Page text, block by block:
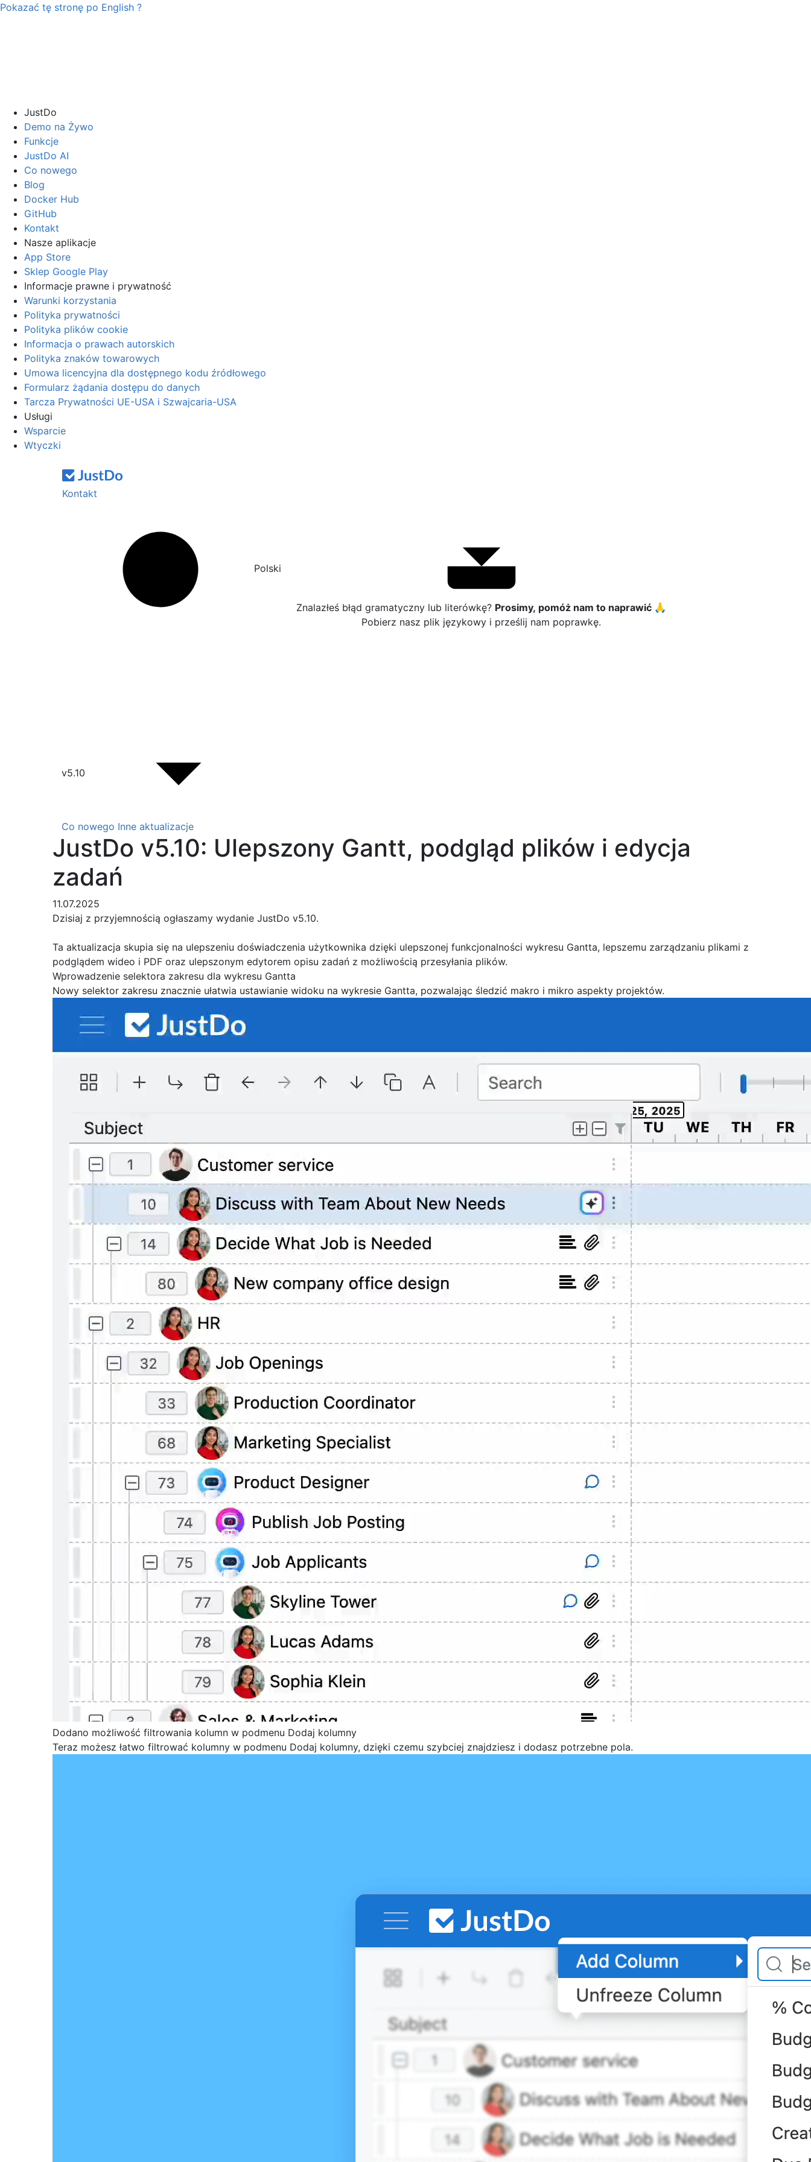
Pokazać tę stronę po English ?
JustDo
Demo na Żywo
Funkcje
JustDo AI
Co nowego
Blog
Docker Hub
GitHub
Kontakt
Nasze aplikacje
App Store
Sklep Google Play
Informacje prawne i prywatność
Warunki korzystania
Polityka prywatności
Polityka plików cookie
Informacja o prawach autorskich
Polityka znaków towarowych
Umowa licencyjna dla dostępnego kodu źródłowego
Formularz żądania dostępu do danych
Tarcza Prywatności UE-USA i Szwajcaria-USA
Usługi
Wsparcie
Wtyczki
Kontakt
Polski
Znalazłeś błąd gramatyczny lub literówkę? Prosimy, pomóż nam to naprawić 🙏
Pobierz nasz plik językowy i prześlij nam poprawkę.
v5.10
Co nowego Inne aktualizacje
JustDo v5.10: Ulepszony Gantt, podgląd plików i edycja
zadań
11.07.2025
Dzisiaj z przyjemnością ogłaszamy wydanie JustDo v5.10.
Ta aktualizacja skupia się na ulepszeniu doświadczenia użytkownika dzięki ulepszonej funkcjonalności wykresu Gantta, lepszemu zarządzaniu plikami z
podglądem wideo i PDF oraz ulepszonym edytorem opisu zadań z możliwością przesyłania plików.
Wprowadzenie selektora zakresu dla wykresu Gantta
Nowy selektor zakresu znacznie ułatwia ustawianie widoku na wykresie Gantta, pozwalając śledzić makro i mikro aspekty projektów.
Dodano możliwość filtrowania kolumn w podmenu Dodaj kolumny
Teraz możesz łatwo filtrować kolumny w podmenu Dodaj kolumny, dzięki czemu szybciej znajdziesz i dodasz potrzebne pola.